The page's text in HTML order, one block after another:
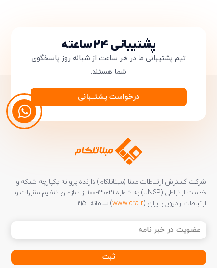
پشتیبانی ۲۴ ساعته
تیم پشتیبانی ما در هر ساعت از شبانه روز پاسخگوی
شما هستند.
درخواست پشتیبانی
شرکت گسترش ارتباطات مبنا (مبناتلکام) دارنده پروانه یکپارچه شبکه و
خدمات ارتباطی (UNSP) به شماره 21-130-100 از سازمان تنظیم مقررات و
ارتباطات رادیویی ایران (www.cra.ir) سامانه ۱۹۵
عضویت
در
خبر